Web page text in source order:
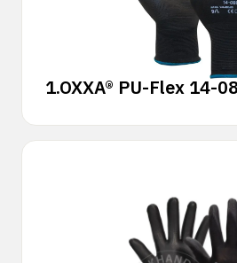
1.OXXA® PU-Flex 14-